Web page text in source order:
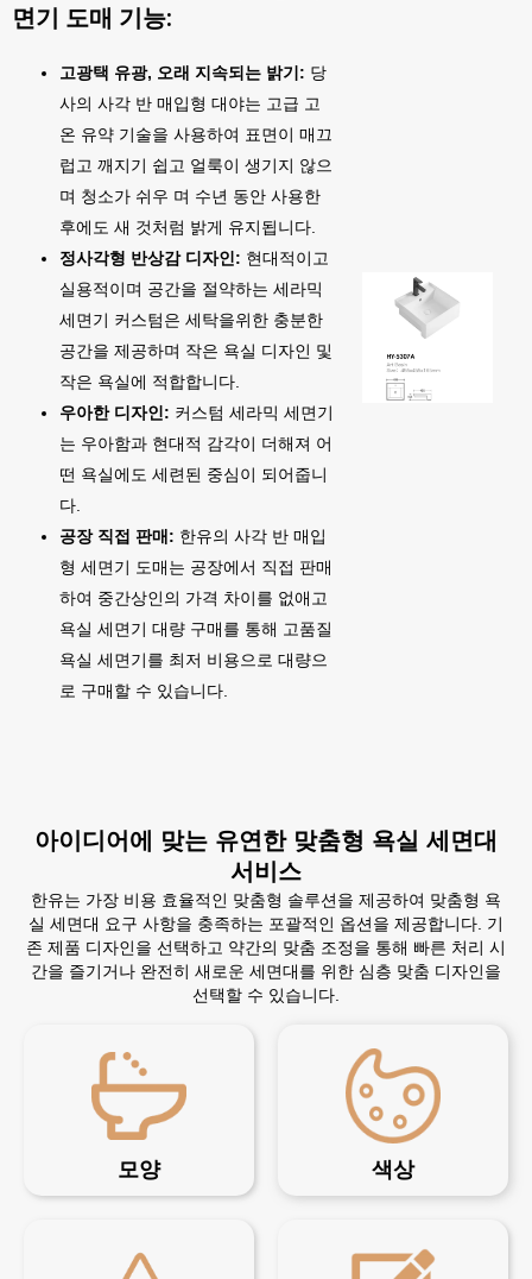
면기 도매 기능:
고광택 유광, 오래 지속되는 밝기: 당
사의 사각 반 매입형 대야는 고급 고
온 유약 기술을 사용하여 표면이 매끄
럽고 깨지기 쉽고 얼룩이 생기지 않으
며 청소가 쉬우 며 수년 동안 사용한
후에도 새 것처럼 밝게 유지됩니다.
정사각형 반상감 디자인: 현대적이고
실용적이며 공간을 절약하는 세라믹
세면기 커스텀은 세탁을위한 충분한
공간을 제공하며 작은 욕실 디자인 및
작은 욕실에 적합합니다.
우아한 디자인: 커스텀 세라믹 세면기
는 우아함과 현대적 감각이 더해져 어
떤 욕실에도 세련된 중심이 되어줍니
다.
공장 직접 판매: 한유의 사각 반 매입
형 세면기 도매는 공장에서 직접 판매
하여 중간상인의 가격 차이를 없애고
욕실 세면기 대량 구매를 통해 고품질
욕실 세면기를 최저 비용으로 대량으
로 구매할 수 있습니다.
아이디어에 맞는 유연한 맞춤형 욕실 세면대
서비스
한유는 가장 비용 효율적인 맞춤형 솔루션을 제공하여 맞춤형 욕
실 세면대 요구 사항을 충족하는 포괄적인 옵션을 제공합니다. 기
존 제품 디자인을 선택하고 약간의 맞춤 조정을 통해 빠른 처리 시
간을 즐기거나 완전히 새로운 세면대를 위한 심층 맞춤 디자인을
선택할 수 있습니다.
모양 색상